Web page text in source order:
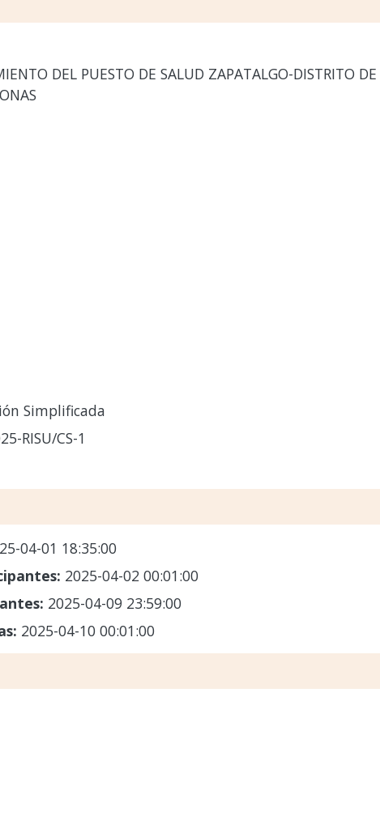
DEL PUESTO DE SALUD ZAPATALGO-DISTRITO
Simplificada
RISU/CS-1
04-01 18:35:00
2025-04-02 00:01:00
2025-04-09 23:59:00
2025-04-10 00:01:00